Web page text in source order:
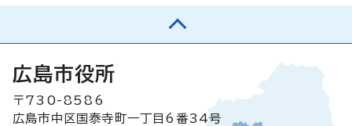
広島市役所
〒730-8586
広島市中区国泰寺町一丁目6番34号